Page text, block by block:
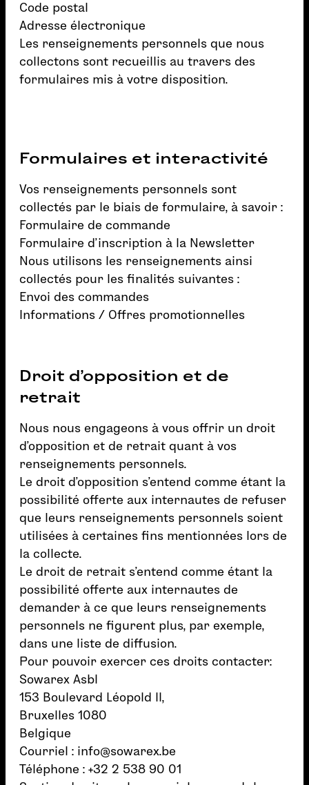
Code postal
Adresse électronique
Les renseignements personnels que nous
collectons sont recueillis au travers des
formulaires mis à votre disposition.
Formulaires et interactivité
Vos renseignements personnels sont
collectés par le biais de formulaire, à savoir :
Formulaire de commande
Formulaire d’inscription à la Newsletter
Nous utilisons les renseignements ainsi
collectés pour les finalités suivantes :
Envoi des commandes
Informations / Offres promotionnelles
Droit d’opposition et de
retrait
Nous nous engageons à vous offrir un droit
d’opposition et de retrait quant à vos
renseignements personnels.
Le droit d’opposition s’entend comme étant la
possibilité offerte aux internautes de refuser
que leurs renseignements personnels soient
utilisées à certaines fins mentionnées lors de
la collecte.
Le droit de retrait s’entend comme étant la
possibilité offerte aux internautes de
demander à ce que leurs renseignements
personnels ne figurent plus, par exemple,
dans une liste de diffusion.
Pour pouvoir exercer ces droits contacter:
Sowarex Asbl
153 Boulevard Léopold II,
Bruxelles 1080
Belgique
Courriel : info@sowarex.be
Téléphone : +32 2 538 90 01